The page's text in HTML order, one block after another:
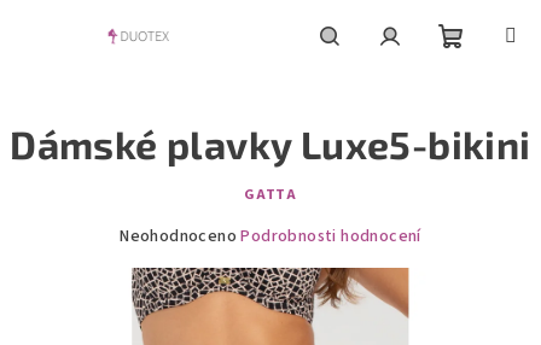
košík
Dámské plavky Luxe5-bikini
GATTA
Průměrné
produktu
je
0,0
Neohodnoceno Podrobnosti hodnocení